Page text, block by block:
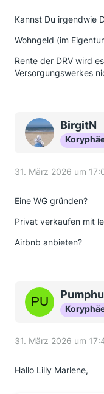
Kannst Du irgendwie
Wohngeld (im
Rente der DRV wird
Versorgungswerkes
BirgitN
31. März 2026 um
Eine WG gründen?
Privat verkaufen mit
Airbnb anbieten?
31. März 2026 um
Hallo Lilly Marlene,